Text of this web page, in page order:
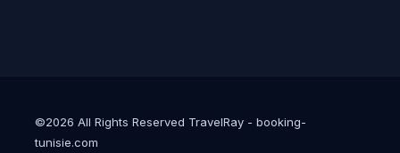
©2026 All Rights Reserved TravelRay - booking-
tunisie.com